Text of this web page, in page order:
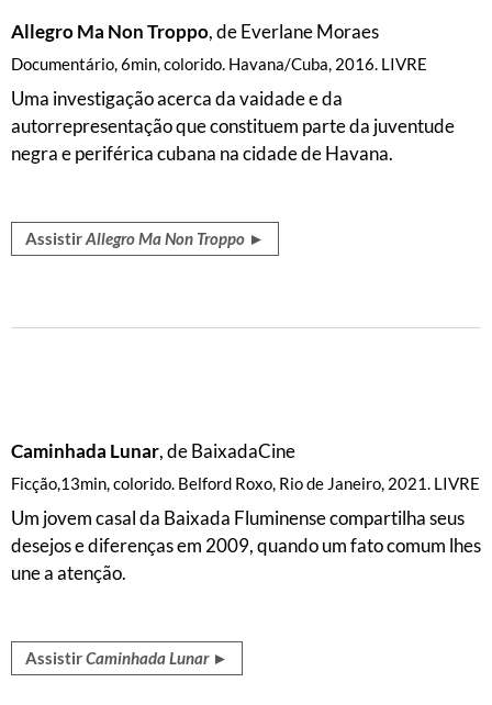
Allegro Ma Non Troppo, de Everlane Moraes
Documentário, 6min, colorido. Havana/Cuba, 2016. LIVRE
Uma investigação acerca da vaidade e da
autorrepresentação que constituem parte da juventude
negra e periférica cubana na cidade de Havana.
AssistirAllegro Ma Non Troppo ►
Caminhada Lunar, de BaixadaCine
Ficção,13min, colorido. Belford Roxo, Rio de Janeiro, 2021. LIVRE
Um jovem casal da Baixada Fluminense compartilha seus
desejos e diferenças em 2009, quando um fato comum lhes
une a atenção.
AssistirCaminhada Lunar►